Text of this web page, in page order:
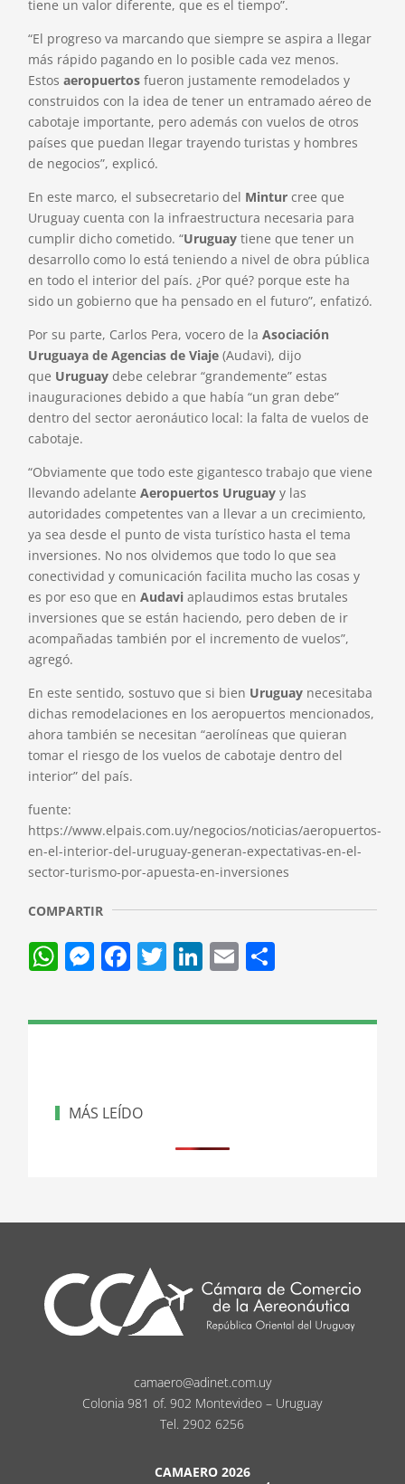
tiene un valor diferente, que es el tiempo”.
“El progreso va marcando que siempre se aspira a llegar
más rápido pagando en lo posible cada vez menos.
Estosaeropuertos fueron justamente remodelados y
construidos con la idea de tener un entramado aéreo de
cabotaje importante, pero además con vuelos de otros
países que puedan llegar trayendo turistas y hombres
de negocios”, explicó.
En este marco, el subsecretario del Minturcree que
Uruguay cuenta con la infraestructura necesaria para
cumplir dicho cometido. “Uruguay tiene que tener un
desarrollo como lo está teniendo a nivel de obra pública
en todo el interior del país. ¿Por qué? porque este ha
sido un gobierno que ha pensado en el futuro”, enfatizó.
Por su parte, Carlos Pera, vocero de laAsociación
Uruguaya de Agencias de Viaje(Audavi), dijo
que Uruguay debe celebrar “grandemente” estas
inauguraciones debido a que había “un gran debe”
dentro del sector aeronáutico local: la falta de vuelos de
cabotaje.
“Obviamente que todo este gigantesco trabajo que viene
llevando adelanteAeropuertos Uruguayy las
autoridades competentes van a llevar a un crecimiento,
ya sea desde el punto de vista turístico hasta el tema
inversiones. No nos olvidemos que todo lo que sea
conectividad y comunicación facilita mucho las cosas y
es por eso que enAudaviaplaudimos estas brutales
inversiones que se están haciendo, pero deben de ir
acompañadas también por el incremento de vuelos”,
agregó.
En este sentido, sostuvo que si bien Uruguay necesitaba
dichas remodelaciones en los aeropuertos mencionados,
ahora también se necesitan “aerolíneas que quieran
tomar el riesgo de los vuelos de cabotaje dentro del
interior” del país.
fuente:
https://www.elpais.com.uy/negocios/noticias/aeropuertos-
en-el-interior-del-uruguay-generan-expectativas-en-el-
sector-turismo-por-apuesta-en-inversiones
WhatsApp
Messenger
Facebook
Twitter
LinkedIn
Email
MÁS LEÍDO
camaero@adinet.com.uy
Colonia 981 of. 902 Montevideo – Uruguay
Tel. 2902 6256
CAMAERO 2026